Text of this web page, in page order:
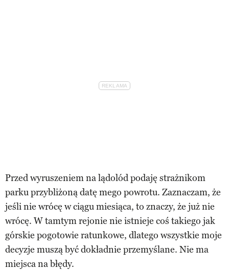
Przed wyruszeniem na lądolód podaję strażnikom
parku przybliżoną datę mego powrotu. Zaznaczam, że
jeśli nie wrócę w ciągu miesiąca, to znaczy, że już nie
wrócę. W tamtym rejonie nie istnieje coś takiego jak
górskie pogotowie ratunkowe, dlatego wszystkie moje
decyzje muszą być dokładnie przemyślane. Nie ma
miejsca na błędy.